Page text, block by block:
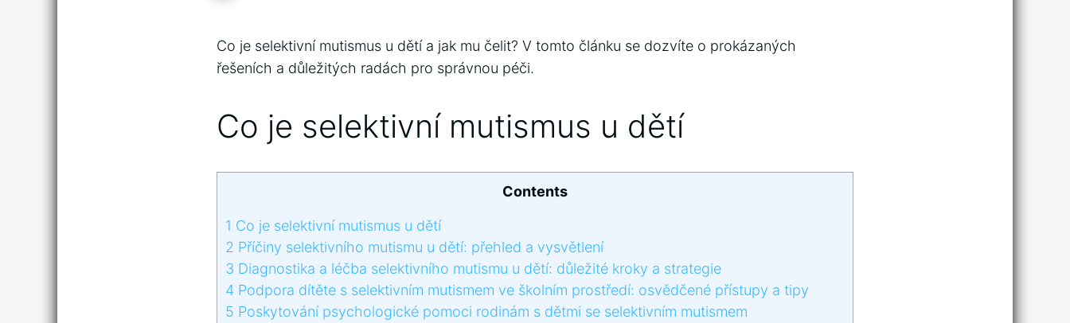
Co je selektivní mutismus u dětí a jak mu čelit? V tomto článku se dozvíte o prokázaných
řešeních a důležitých radách pro správnou péči.
Co je selektivní mutismus u dětí
Contents
1 Co je selektivní mutismus u dětí
2 Příčiny selektivního mutismu u dětí: přehled a vysvětlení
3 Diagnostika a léčba selektivního mutismu u dětí: důležité kroky a strategie
4 Podpora dítěte s selektivním mutismem ve školním prostředí: osvědčené přístupy a tipy
5 Poskytování psychologické pomoci rodinám s dětmi se selektivním mutismem